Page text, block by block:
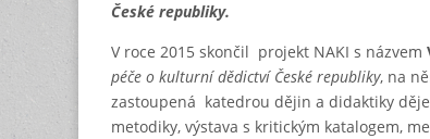
České republiky.
V roce 2015 skončil projekt NAKI s názvem
péče o kulturní dědictví České republiky, na
zastoupená katedrou dějin a didaktiky
metodiky, výstava s kritickým katalogem,